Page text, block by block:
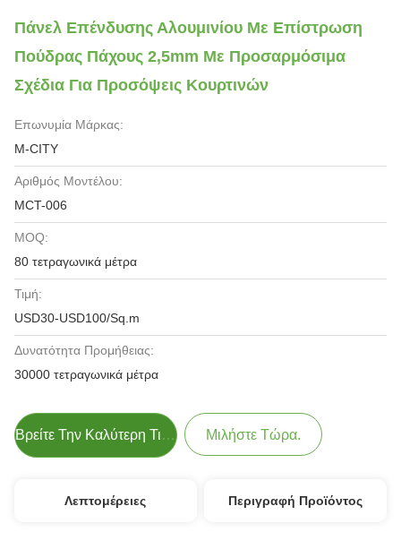
Πάνελ Επένδυσης Αλουμινίου Με Επίστρωση
Πούδρας Πάχους 2,5mm Με Προσαρμόσιμα
Σχέδια Για Προσόψεις Κουρτινών
Επωνυμία Μάρκας:
M-CITY
Αριθμός Μοντέλου:
MCT-006
MOQ:
80 τετραγωνικά μέτρα
Τιμή:
USD30-USD100/Sq.m
Δυνατότητα Προμήθειας:
30000 τετραγωνικά μέτρα
Βρείτε Την Καλύτερη Τιμή Μιλήστε Τώρα.
Λεπτομέρειες Περιγραφή Προϊόντος